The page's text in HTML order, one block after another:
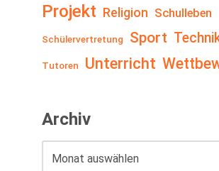
Projekt Religion Schulleben
Schülervertretung Sport
Tutoren Unterricht
Archiv